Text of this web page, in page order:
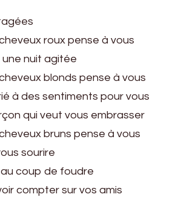
roux pense à vous
une nuit agitée
blonds pense à vous
à des sentiments pour vous
qui veut vous embrasser
bruns pense à vous
sourire
au coup de foudre
compter sur vos amis